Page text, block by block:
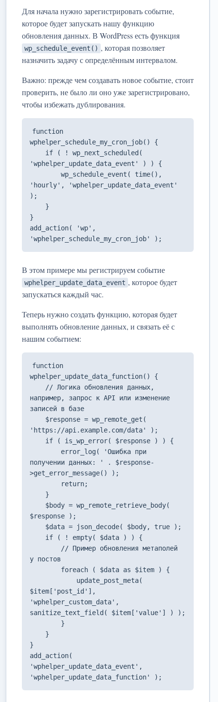
Для начала нужно зарегистрировать событие,
которое будет запускать нашу функцию
обновления данных. В WordPress есть функция
wp_schedule_event() , которая позволяет
назначить задачу с определённым интервалом.
Важно: прежде чем создавать новое событие, стоит
проверить, не было ли оно уже зарегистрировано,
чтобы избежать дублирования.
function
wphelper_schedule_my_cron_job() {
'wphelper_update_data_event' ) ) {
'hourly', 'wphelper_update_data_event'
);
}
add_action( 'wp',
'wphelper_schedule_my_cron_job' );
В этом примере мы регистрируем событие
wphelper_update_data_event , которое будет
запускаться каждый час.
Теперь нужно создать функцию, которая будет
выполнять обновление данных, и связать её с
нашим событием:
function
wphelper_update_data_function() {
например, запрос к API или изменение
записей в базе
'https://api.example.com/data' );
получении данных: ' . $response-
>get_error_message() );
$response );
у постов
$item['post_id'],
'wphelper_custom_data',
sanitize_text_field( $item['value'] ) );
}
add_action(
'wphelper_update_data_event',
'wphelper_update_data_function' );